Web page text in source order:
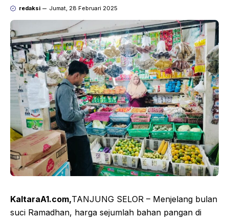
redaksi Jumat, 28 Februari 2025
KaltaraA1.com,TANJUNG SELOR – Menjelang bulan
suci Ramadhan, harga sejumlah bahan pangan di